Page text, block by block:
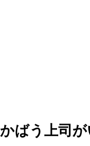
ばう上司